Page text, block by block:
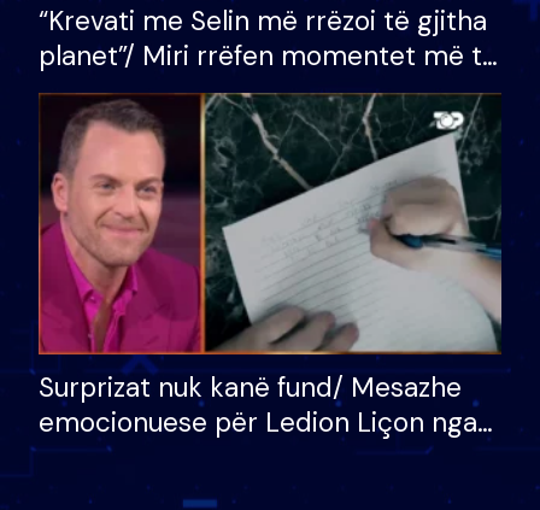
“Krevati me Selin më rrëzoi të gjitha
planet”/ Miri rrëfen momentet më të
bukura në shtëpinë e BB VIP: Do më
mungojë zilja e mëngjesit kur…
Surprizat nuk kanë fund/ Mesazhe
emocionuese për Ledion Liçon nga
nëna dhe fëmijët e tij, moderatori
nuk i mban dot lotët: Nuk meritoj…